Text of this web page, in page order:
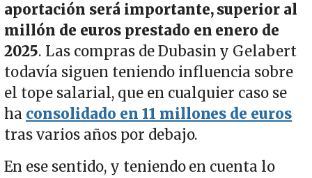
aportación será importante, superior al
millón de euros prestado en enero de
2025. Las compras de Dubasin y Gelabert
todavía siguen teniendo influencia sobre
el tope salarial, que en cualquier caso se
ha consolidado en 11 millones de euros
tras varios años por debajo.
En ese sentido, y teniendo en cuenta lo